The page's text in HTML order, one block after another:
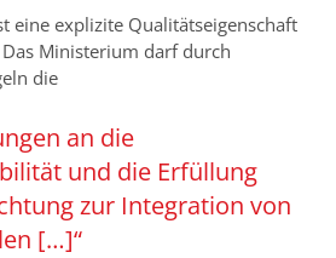
eine explizite Qualitätseigenschaft
Ministerium darf durch
die
an die
und die Erfüllung
zur Integration von
[…]“